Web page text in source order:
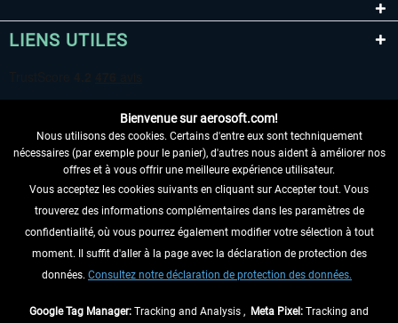
LIENS UTILES
RENONCER AU CONTRAT ICI
INFORMATIONS
NE MANQUEZ PAS LES DERNIÈRES
Bienvenue sur aerosoft.com!
Nous utilisons des cookies. Certains d'entre eux sont techniquement
nécessaires (par exemple pour le panier), d'autres nous aident à améliorer nos
offres et à vous offrir une meilleure expérience utilisateur.
Vous acceptez les cookies suivants en cliquant sur Accepter tout. Vous
trouverez des informations complémentaires dans les paramètres de
confidentialité, où vous pourrez également modifier votre sélection à tout
moment. Il suffit d'aller à la page avec la déclaration de protection des
données. Consultez notre déclaration de protection des données.
Google Tag Manager: Tracking and Analysis , Meta Pixel: Tracking and